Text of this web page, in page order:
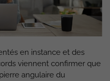
en instance et des
viennent confirmer que
angulaire du